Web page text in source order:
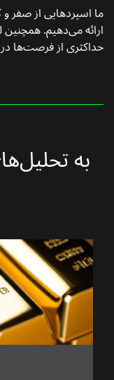
ما اسپردهایی از صفر
ارائه می‌دهیم. همچنین
حداکثری از فرصت‌ها در
به